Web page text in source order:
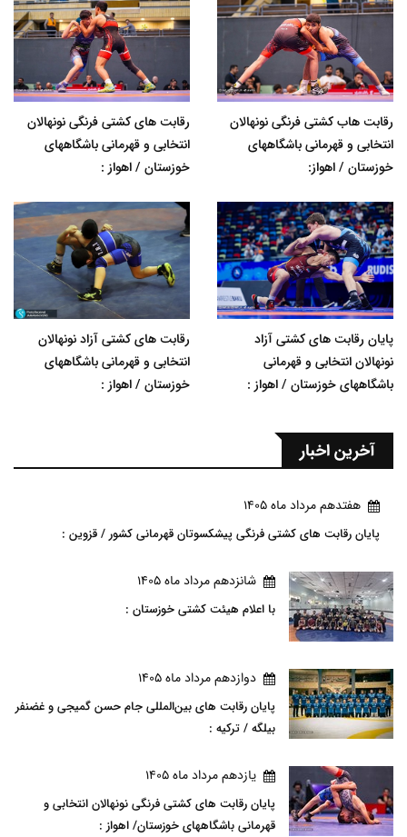
رقابت هاب کشتی فرنگی نونهالان
انتخابی و قهرمانی باشگاههای
خوزستان / اهواز:
رقابت های کشتی فرنگی نونهالان
انتخابی و قهرمانی باشگاههای
خوزستان / اهواز :
پایان رقابت های کشتی آزاد
نونهالان انتخابی و قهرمانی
باشگاههای خوزستان / اهواز :
رقابت های کشتی آزاد نونهالان
انتخابی و قهرمانی باشگاههای
خوزستان / اهواز :
آخرین اخبار
هفتدهم مرداد ماه 1405
پایان رقابت های کشتی فرنگی پیشکسوتان قهرمانی کشور / قزوین :
شانزدهم مرداد ماه 1405
با اعلام هیئت کشتی خوزستان :
دوازدهم مرداد ماه 1405
پایان رقابت های بین‌المللی جام حسن گمیجی و غضنفر
بیلگه / ترکیه :
يازدهم مرداد ماه 1405
پایان رقابت های کشتی فرنگی نونهالان انتخابی و
قهرمانی باشگاههای خوزستان/ اهواز :